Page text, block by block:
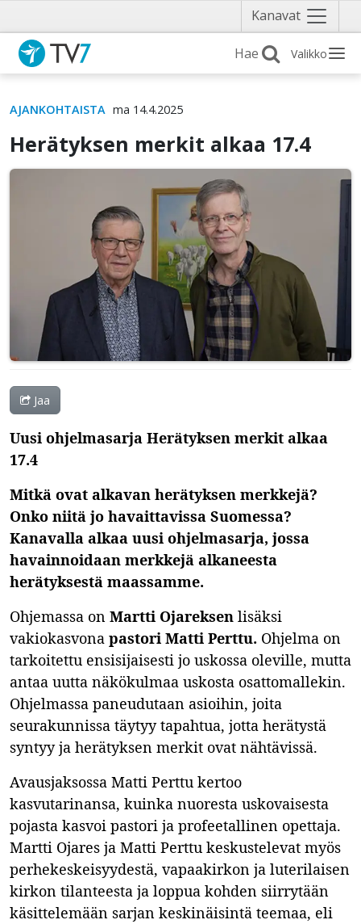
Kanavat Näytä
valikko
Valikko
AJANKOHTAISTA ma 14.4.2025
Herätyksen merkit alkaa 17.4
Jaa
Uusi ohjelmasarja Herätyksen merkit alkaa
17.4
Mitkä ovat alkavan herätyksen merkkejä?
Onko niitä jo havaittavissa Suomessa?
Kanavalla alkaa uusi ohjelmasarja, jossa
havainnoidaan merkkejä alkaneesta
herätyksestä maassamme.
Ohjemassa on Martti Ojareksen lisäksi
vakiokasvona pastori Matti Perttu. Ohjelma on
tarkoitettu ensisijaisesti jo uskossa oleville, mutta
antaa uutta näkökulmaa uskosta osattomallekin.
Ohjelmassa paneudutaan asioihin, joita
seurakunnissa täytyy tapahtua, jotta herätystä
syntyy ja herätyksen merkit ovat nähtävissä.
Avausjaksossa Matti Perttu kertoo
kasvutarinansa, kuinka nuoresta uskovaisesta
pojasta kasvoi pastori ja profeetallinen opettaja.
Martti Ojares ja Matti Perttu keskustelevat myös
perhekeskeisyydestä, vapaakirkon ja luterilaisen
kirkon tilanteesta ja loppua kohden siirrytään
käsittelemään sarjan keskinäisintä teemaa, eli